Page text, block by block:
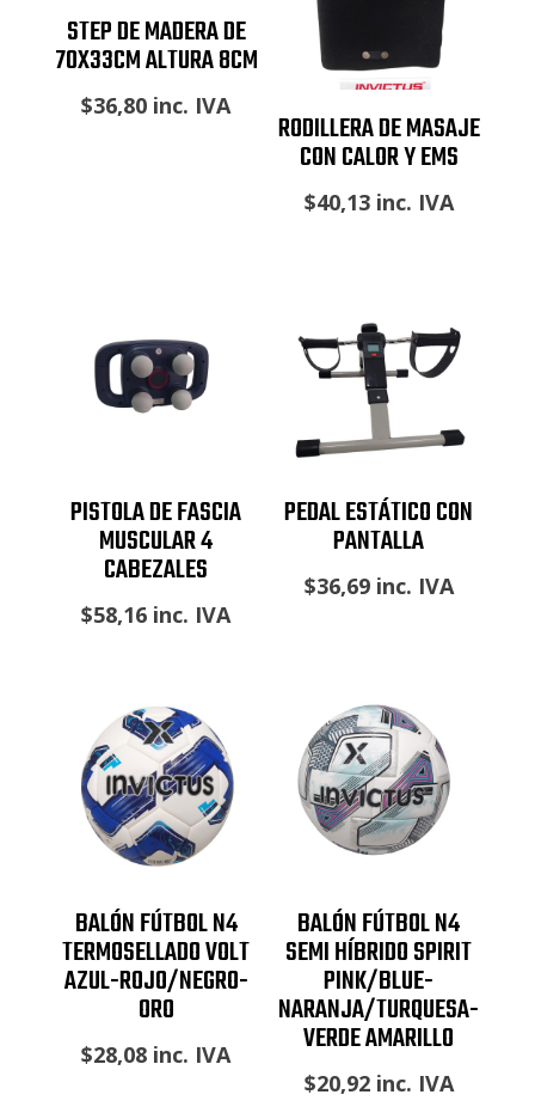
STEP DE MADERA DE
70X33CM ALTURA 8CM
$36,80 inc. IVA
RODILLERA DE MASAJE
CON CALOR Y EMS
$40,13 inc. IVA
PISTOLA DE FASCIA
MUSCULAR 4
CABEZALES
$58,16 inc. IVA
PEDAL ESTÁTICO CON
PANTALLA
$36,69 inc. IVA
BALÓN FÚTBOL N4
TERMOSELLADO VOLT
AZUL-ROJO/NEGRO-
ORO
$28,08 inc. IVA
BALÓN FÚTBOL N4
SEMI HÍBRIDO SPIRIT
PINK/BLUE-
NARANJA/TURQUESA-
VERDE AMARILLO
$20,92 inc. IVA